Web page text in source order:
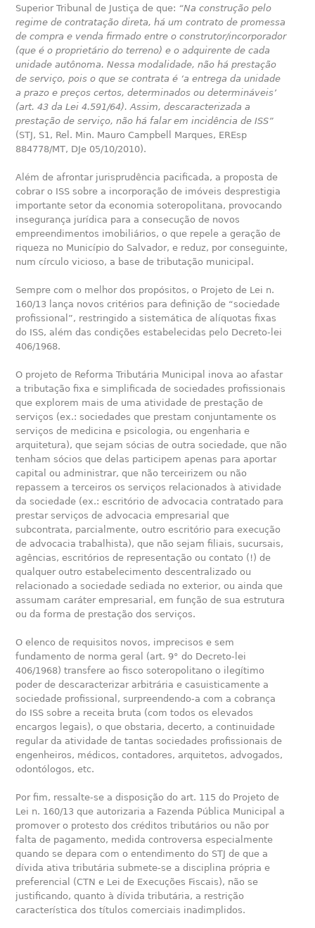
Superior Tribunal de Justiça de que: “Na construção pelo
regime de contratação direta, há um contrato de promessa
de compra e venda firmado entre o construtor/incorporador
(que é o proprietário do terreno) e o adquirente de cada
unidade autônoma. Nessa modalidade, não há prestação
de serviço, pois o que se contrata é ‘a entrega da unidade
a prazo e preços certos, determinados ou determináveis’
(art. 43 da Lei 4.591/64). Assim, descaracterizada a
prestação de serviço, não há falar em incidência de ISS”
(STJ, S1, Rel. Min. Mauro Campbell Marques, EREsp
884778/MT, DJe 05/10/2010).
Além de afrontar jurisprudência pacificada, a proposta de
cobrar o ISS sobre a incorporação de imóveis desprestigia
importante setor da economia soteropolitana, provocando
insegurança jurídica para a consecução de novos
empreendimentos imobiliários, o que repele a geração de
riqueza no Município do Salvador, e reduz, por conseguinte,
num círculo vicioso, a base de tributação municipal.
Sempre com o melhor dos propósitos, o Projeto de Lei n.
160/13 lança novos critérios para definição de “sociedade
profissional”, restringido a sistemática de alíquotas fixas
do ISS, além das condições estabelecidas pelo Decreto-lei
406/1968.
O projeto de Reforma Tributária Municipal inova ao afastar
a tributação fixa e simplificada de sociedades profissionais
que explorem mais de uma atividade de prestação de
serviços (ex.: sociedades que prestam conjuntamente os
serviços de medicina e psicologia, ou engenharia e
arquitetura), que sejam sócias de outra sociedade, que não
tenham sócios que delas participem apenas para aportar
capital ou administrar, que não terceirizem ou não
repassem a terceiros os serviços relacionados à atividade
da sociedade (ex.: escritório de advocacia contratado para
prestar serviços de advocacia empresarial que
subcontrata, parcialmente, outro escritório para execução
de advocacia trabalhista), que não sejam filiais, sucursais,
agências, escritórios de representação ou contato (!) de
qualquer outro estabelecimento descentralizado ou
relacionado a sociedade sediada no exterior, ou ainda que
assumam caráter empresarial, em função de sua estrutura
ou da forma de prestação dos serviços.
O elenco de requisitos novos, imprecisos e sem
fundamento de norma geral (art. 9° do Decreto-lei
406/1968) transfere ao fisco soteropolitano o ilegítimo
poder de descaracterizar arbitrária e casuisticamente a
sociedade profissional, surpreendendo-a com a cobrança
do ISS sobre a receita bruta (com todos os elevados
encargos legais), o que obstaria, decerto, a continuidade
regular da atividade de tantas sociedades profissionais de
engenheiros, médicos, contadores, arquitetos, advogados,
odontólogos, etc.
Por fim, ressalte-se a disposição do art. 115 do Projeto de
Lei n. 160/13 que autorizaria a Fazenda Pública Municipal a
promover o protesto dos créditos tributários ou não por
falta de pagamento, medida controversa especialmente
quando se depara com o entendimento do STJ de que a
dívida ativa tributária submete-se a disciplina própria e
preferencial (CTN e Lei de Execuções Fiscais), não se
justificando, quanto à dívida tributária, a restrição
característica dos títulos comerciais inadimplidos.